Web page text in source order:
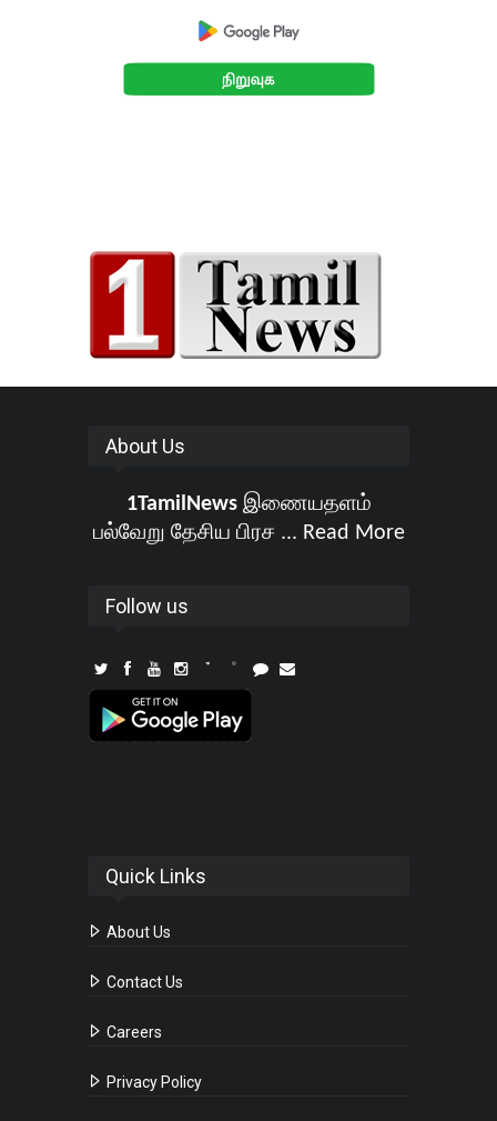
About Us
1TamilNewsஇணையதளம்
பல்வேறு தேசிய பிரச ... Read More
Follow us
Quick Links
About Us
Contact Us
Careers
Privacy Policy